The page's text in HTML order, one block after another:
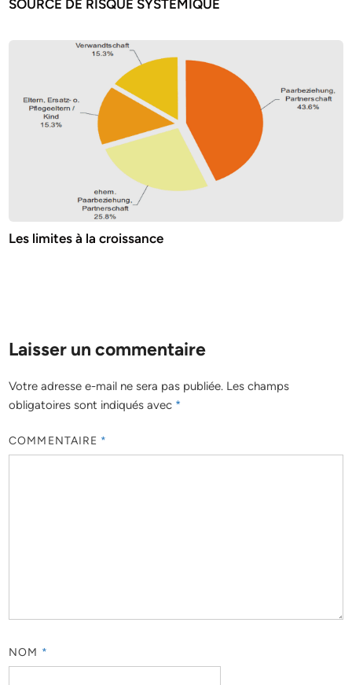
SOURCE DE RISQUE SYSTEMIQUE
Les limites à la croissance
Laisser un commentaire
Votre adresse e-mail ne sera pas publiée. Les champs
obligatoires sont indiqués avec *
COMMENTAIRE *
NOM *